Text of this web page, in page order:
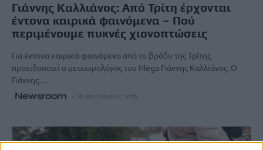
Γιάννης Καλλιάνος: Από Τρίτη έρχονται
έντονα καιρικά φαινόμενα – Πού
περιμένουμε πυκνές χιονοπτώσεις
Για έντονα καιρικά φαινόμενα από το βράδυ της Τρίτης
προειδοποιεί ο μετεωρολόγος του Mega Γιάννης Καλλιάνος. Ο
Γιάννης…
Newsroom 18 Ιανουαρίου, 2026